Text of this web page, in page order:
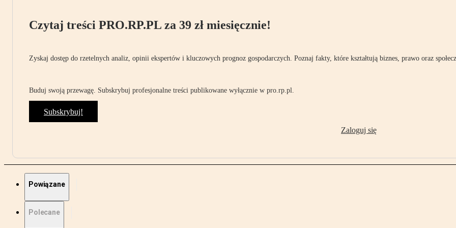
Czytaj treści PRO.RP.PL za 39 zł miesięcznie!
Zyskaj dostęp do rzetelnych analiz, opinii ekspertów i kluczowych prognoz gospodarczych. Poznaj fakty, które kształtują biznes, prawo oraz
Buduj swoją przewagę. Subskrybuj profesjonalne treści publikowane wyłącznie w pro.rp.pl.
Subskrybuj!
Zaloguj się
Powiązane
Polecane